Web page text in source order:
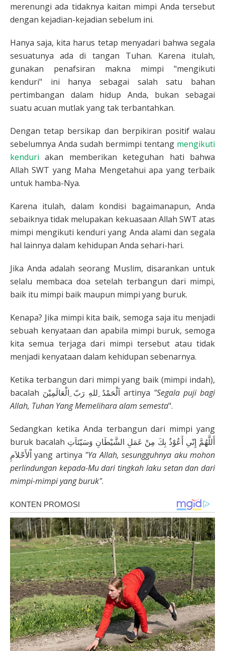
merenungi ada tidaknya kaitan mimpi Anda tersebut
dengan kejadian-kejadian sebelum ini.
Hanya saja, kita harus tetap menyadari bahwa segala
sesuatunya ada di tangan Tuhan. Karena itulah,
gunakan penafsiran makna mimpi "mengikuti
kenduri" ini hanya sebagai salah satu bahan
pertimbangan dalam hidup Anda, bukan sebagai
suatu acuan mutlak yang tak terbantahkan.
Dengan tetap bersikap dan berpikiran positif walau
sebelumnya Anda sudah bermimpi tentang mengikuti
kenduri akan memberikan keteguhan hati bahwa
Allah SWT yang Maha Mengetahui apa yang terbaik
untuk hamba-Nya.
Karena itulah, dalam kondisi bagaimanapun, Anda
sebaiknya tidak melupakan kekuasaan Allah SWT atas
mimpi mengikuti kenduri yang Anda alami dan segala
hal lainnya dalam kehidupan Anda sehari-hari.
Jika Anda adalah seorang Muslim, disarankan untuk
selalu membaca doa setelah terbangun dari mimpi,
baik itu mimpi baik maupun mimpi yang buruk.
Kenapa? Jika mimpi kita baik, semoga saja itu menjadi
sebuah kenyataan dan apabila mimpi buruk, semoga
kita semua terjaga dari mimpi tersebut atau tidak
menjadi kenyataan dalam kehidupan sebenarnya.
Ketika terbangun dari mimpi yang baik (mimpi indah),
bacalah اَلْحَمْدُ ِللهِ رَبّ ِالْعَالَمِيْنَ artinya "Segala puji bagi
Allah, Tuhan Yang Memelihara alam semesta".
Sedangkan ketika Anda terbangun dari mimpi yang
buruk bacalah أَللَّهُمَّ إِنّىِ أَعُوْذُ بِكَ مِنْ عَمَلِ الشَّيْطَانِ وَسَيّئاَتِ
اْلأَحْلاَمِ yang artinya "Ya Allah, sesungguhnya aku mohon
perlindungan kepada-Mu dari tingkah laku setan dan dari
mimpi-mimpi yang buruk".